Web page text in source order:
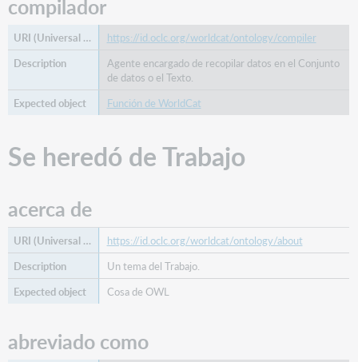
absorbido
parte
por
trabajo
absorbido
del
de
trabajo
destinatario
agente
análisis
aumento
compilador
https://id.oclc.org/worldcat/ontology/compiler
Agente encargado de recopilar datos en el Conjunto
de datos o el Texto.
Función de WorldCat
Se heredó de Trabajo
acerca de
https://id.oclc.org/worldcat/ontology/about
Un tema del Trabajo.
Cosa de OWL
abreviado como